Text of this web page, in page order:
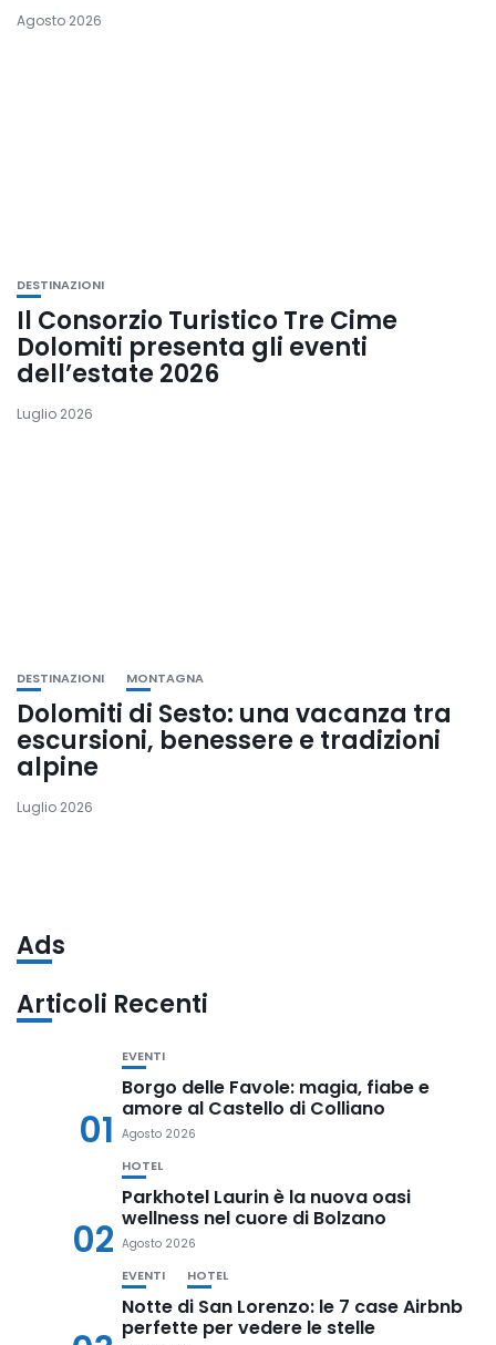
Agosto 2026
DESTINAZIONI
Il Consorzio Turistico Tre Cime
Dolomiti presenta gli eventi
dell’estate 2026
Luglio 2026
DESTINAZIONI MONTAGNA
Dolomiti di Sesto: una vacanza tra
escursioni, benessere e tradizioni
alpine
Luglio 2026
Ads
Articoli Recenti
01
EVENTI
Borgo delle Favole: magia, fiabe e
amore al Castello di Colliano
Agosto 2026
02
HOTEL
Parkhotel Laurin è la nuova oasi
wellness nel cuore di Bolzano
Agosto 2026
EVENTI HOTEL
Notte di San Lorenzo: le 7 case Airbnb
perfette per vedere le stelle